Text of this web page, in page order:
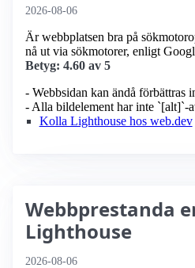
2026-08-06
Är webbplatsen bra på
nå ut via sökmotorer, enligt
Betyg: 4.60 av 5
- Webbsidan kan ändå förbättras
- Alla bildelement har inte `[alt]`-
Kolla Lighthouse hos web.dev
Webbprestanda
Lighthouse
2026-08-06